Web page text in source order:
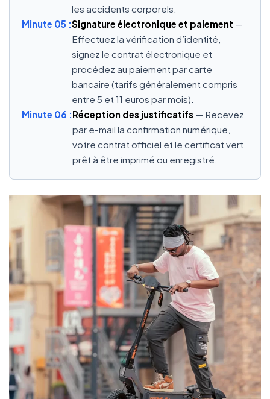
les accidents corporels.
Minute 05 :Signature électronique et paiement —
Effectuez la vérification d’identité,
signez le contrat électronique et
procédez au paiement par carte
bancaire (tarifs généralement compris
entre 5 et 11 euros par mois).
Minute 06 :Réception des justificatifs — Recevez
par e-mail la confirmation numérique,
votre contrat officiel et le certificat vert
prêt à être imprimé ou enregistré.